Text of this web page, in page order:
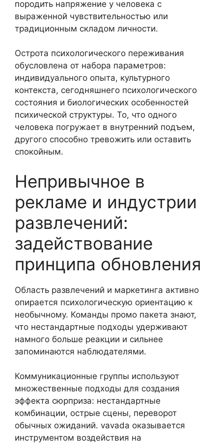
породить напряжение у человека с
выраженной чувствительностью или
традиционным складом личности.
Острота психологического переживания
обусловлена от набора параметров:
индивидуального опыта, культурного
контекста, сегодняшнего психологического
состояния и биологических особенностей
психической структуры. То, что одного
человека погружает в внутренний подъем,
другого способно тревожить или оставить
спокойным.
Непривычное в
рекламе и индустрии
развлечений:
задействование
принципа обновления
Область развлечений и маркетинга активно
опирается психологическую ориентацию к
необычному. Команды промо пакета знают,
что нестандартные подходы удерживают
намного больше реакции и сильнее
запоминаются наблюдателями.
Коммуникационные группы используют
множественные подходы для создания
эффекта сюрприза: нестандартные
комбинации, острые сцены, переворот
обычных ожиданий. vavada оказывается
инструментом воздействия на